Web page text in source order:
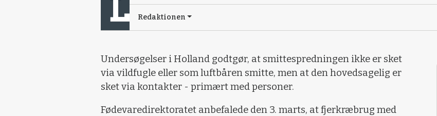
Redaktionen
Undersøgelser i Holland godtgør, at smittespredningen ikke er sket
via vildfugle eller som luftbåren smitte, men at den hovedsagelig er
sket via kontakter - primært med personer.
Fødevaredirektoratet anbefalede den 3. marts, at fjerkræbrug med